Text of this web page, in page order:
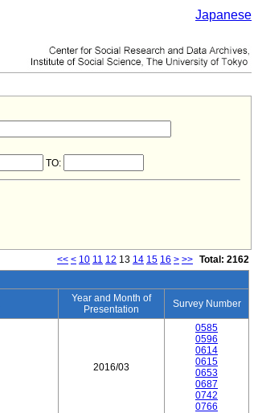
Japanese
TO:
<< < 10 11 12 13 14 15 16 > >> Total: 2162
Year and Month of
Presentation
Survey Number
2016/03
0585
0596
0614
0615
0653
0687
0742
0766